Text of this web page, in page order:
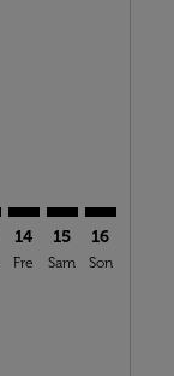
14
Fre
15
Sam
16
Son